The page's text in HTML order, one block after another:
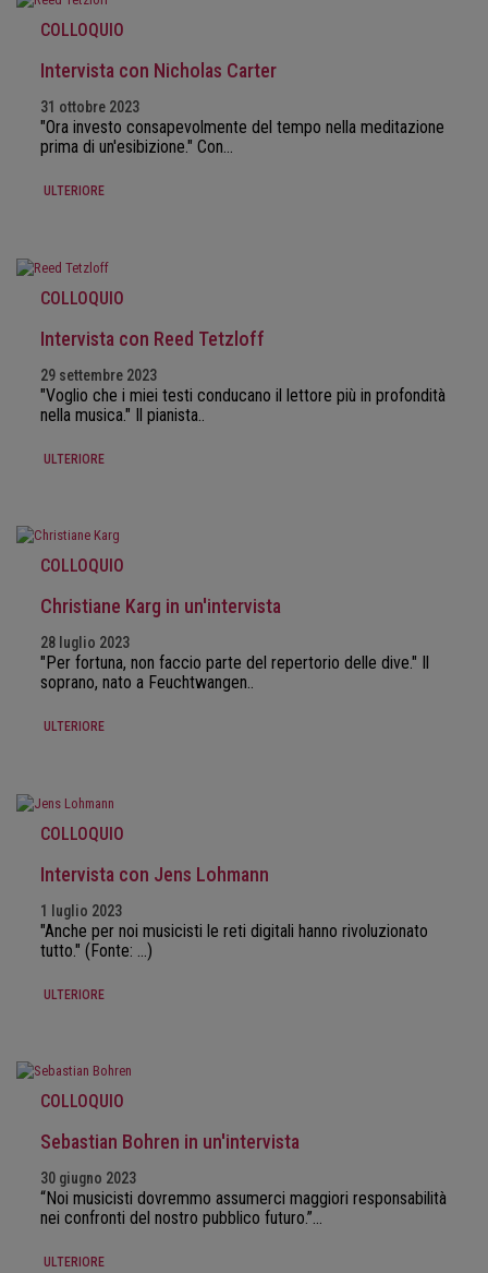
COLLOQUIO
Intervista con Nicholas Carter
31 ottobre 2023
"Ora investo consapevolmente del tempo nella meditazione
prima di un'esibizione." Con…
ULTERIORE
COLLOQUIO
Intervista con Reed Tetzloff
29 settembre 2023
"Voglio che i miei testi conducano il lettore più in profondità
nella musica." Il pianista..
ULTERIORE
COLLOQUIO
Christiane Karg in un'intervista
28 luglio 2023
"Per fortuna, non faccio parte del repertorio delle dive." Il
soprano, nato a Feuchtwangen..
ULTERIORE
COLLOQUIO
Intervista con Jens Lohmann
1 luglio 2023
"Anche per noi musicisti le reti digitali hanno rivoluzionato
tutto." (Fonte: ...)
ULTERIORE
COLLOQUIO
Sebastian Bohren in un'intervista
30 giugno 2023
“Noi musicisti dovremmo assumerci maggiori responsabilità
nei confronti del nostro pubblico futuro.”…
ULTERIORE